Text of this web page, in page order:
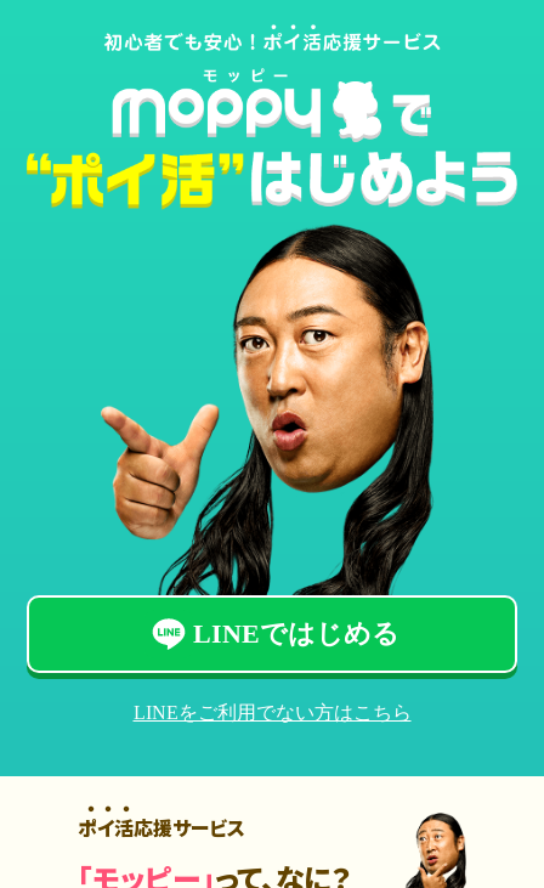
LINEではじめる
LINEをご利用でない方はこちら
ポイ活応援サービス
「モッピー」って、なに？